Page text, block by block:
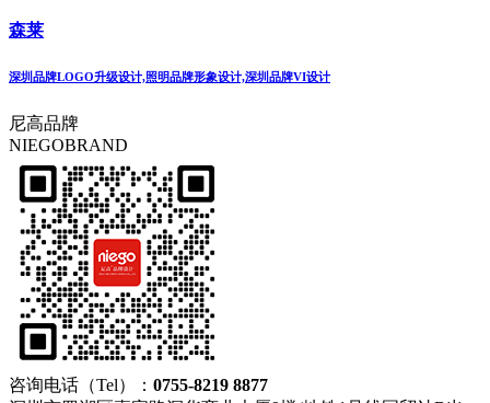
森莱
深圳品牌LOGO升级设计,照明品牌形象设计,深圳品牌VI设计
尼高品牌
NIEGOBRAND
咨询电话（Tel）： 0755-8219 8877